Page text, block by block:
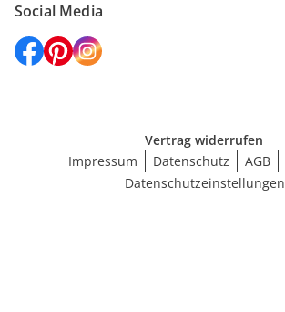
Social Media
Vertrag widerrufen
Impressum
Datenschutz AGB
Datenschutzeinstellungen